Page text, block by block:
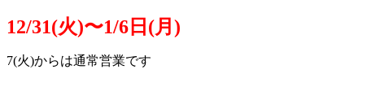
12/31(火)〜1/6日(月)
7(火)からは通常営業です